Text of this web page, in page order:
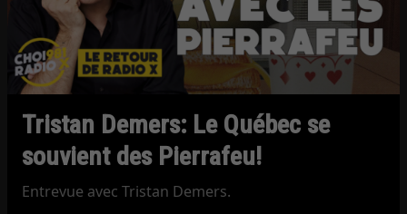
Tristan Demers: Le Québec se
souvient des Pierrafeu!
Entrevue avec Tristan Demers.